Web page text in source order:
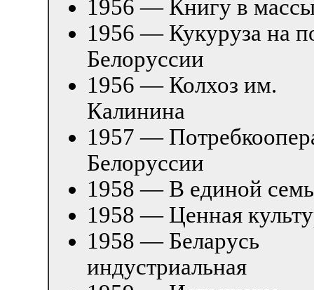
1956 — Книгу в
1956 — Кукуруза на
Белоруссии
1956 — Колхоз им.
Калинина
1957 —
Белоруссии
1958 — В единой
1958 — Ценная
1958 — Беларусь
индустриальная